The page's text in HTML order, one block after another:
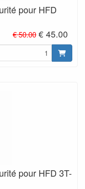
pour HFD
€ 50.00 € 45.00
pour HFD 3T-